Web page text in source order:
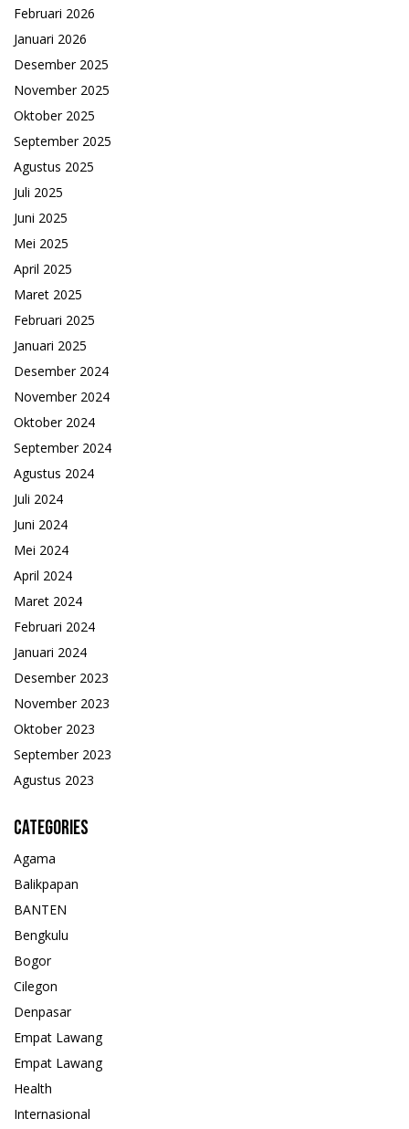
Februari 2026
Januari 2026
Desember 2025
November 2025
Oktober 2025
September 2025
Agustus 2025
Juli 2025
Juni 2025
Mei 2025
April 2025
Maret 2025
Februari 2025
Januari 2025
Desember 2024
November 2024
Oktober 2024
September 2024
Agustus 2024
Juli 2024
Juni 2024
Mei 2024
April 2024
Maret 2024
Februari 2024
Januari 2024
Desember 2023
November 2023
Oktober 2023
September 2023
Agustus 2023
Categories
Agama
Balikpapan
BANTEN
Bengkulu
Bogor
Cilegon
Denpasar
Empat Lawang
Empat Lawang
Health
Internasional